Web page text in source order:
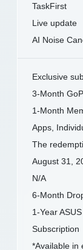
TaskFirst
Live update
AI Noise
Exclusive
3-Month
1-Month
Apps,
The
August 31,
N/A
6-Month
1-Year
Subscription
*Available in